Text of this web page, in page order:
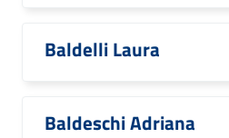
Baldelli Laura
Baldeschi Adriana